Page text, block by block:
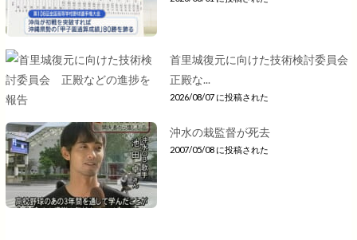
首里城復元に向けた技術検討委員会
正殿な...
2026/08/07 に投稿された
沖水の栽監督が死去
2007/05/08 に投稿された